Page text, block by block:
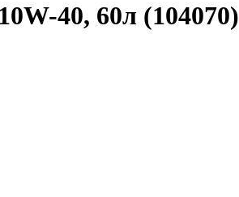
40, 60л (104070)